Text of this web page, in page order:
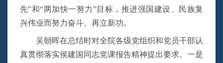
先”和“两加快一努力”目标，推进强国建设、民族复
兴伟业而努力奋斗、再立新功。
吴朝晖在总结时对全院各级党组织和党员干部认
真贯彻落实侯建国同志党课报告精神提出要求。一是